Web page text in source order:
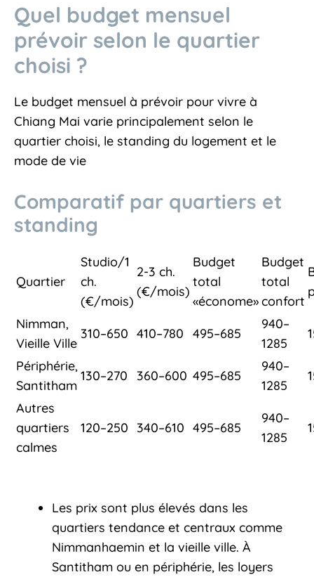
Quel budget mensuel
prévoir selon le quartier
choisi ?
Le budget mensuel à prévoir pour vivre à
Chiang Mai varie principalement selon le
quartier choisi, le standing du logement et le
mode de vie
Comparatif par quartiers et
standing
Quartier
Studio/1
ch.
(€/mois)
2-3 ch.
(€/mois)
Budget
total
«économe»
Budget
total
confort
Nimman,
Vieille Ville
310–650 410–780 495–685
940–
1285
Périphérie,
Santitham
130–270 360–600 495–685
940–
1285
Autres
quartiers
calmes
120–250 340–610 495–685
940–
1285
Les prix sont plus élevés dans les
quartiers tendance et centraux comme
Nimmanhaemin et la vieille ville. À
Santitham ou en périphérie, les loyers